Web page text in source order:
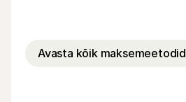
Avasta kõik maksemeetodid